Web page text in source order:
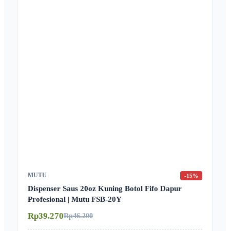
MUTU -15%
Dispenser Saus 20oz Kuning Botol Fifo Dapur
Profesional | Mutu FSB-20Y
Rp39.270Rp46.200